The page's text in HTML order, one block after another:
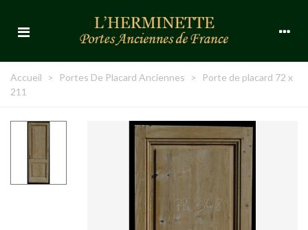
Accueil > Portes De Placard Anciennes >
Porte de placard 72 x
211